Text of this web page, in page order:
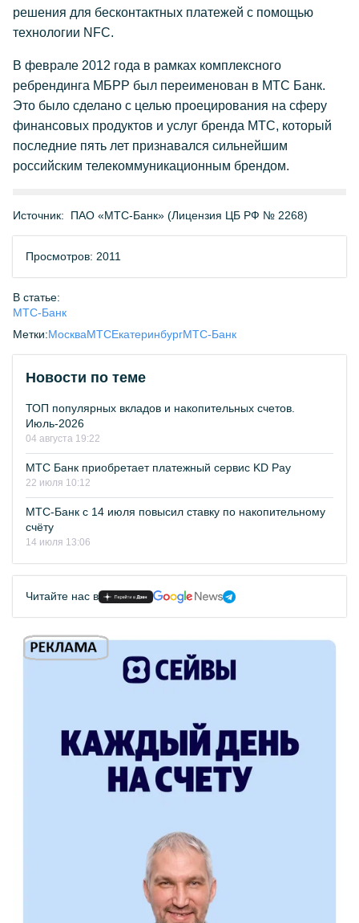
решения для бесконтактных платежей с помощью
технологии NFC.
В феврале 2012 года в рамках комплексного
ребрендинга МБРР был переименован в МТС Банк.
Это было сделано с целью проецирования на сферу
финансовых продуктов и услуг бренда МТС, который
последние пять лет признавался сильнейшим
российским телекоммуникационным брендом.
Источник: ПАО «МТС-Банк» (Лицензия ЦБ РФ № 2268)
Просмотров: 2011
В статье:
МТС-Банк
Метки:МоскваМТСЕкатеринбургМТС-Банк
Новости по теме
ТОП популярных вкладов и накопительных счетов.
Июль-2026
04 августа 19:22
МТС Банк приобретает платежный сервис KD Pay
22 июля 10:12
МТС-Банк с 14 июля повысил ставку по накопительному
счёту
14 июля 13:06
Читайте нас в